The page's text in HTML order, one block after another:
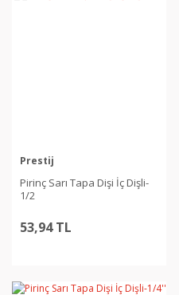
Prestij
Pirinç Sarı Tapa Dişi İç Dişli-
1/2
53,94 TL